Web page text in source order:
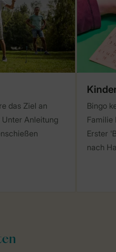
das Ziel an
Anleitung
Bingo
Familie
Erster
nach